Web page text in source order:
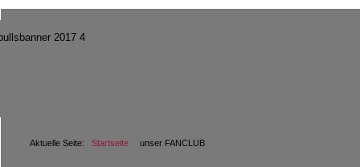
Aktuelle Seite: Startseite unser FANCLUB